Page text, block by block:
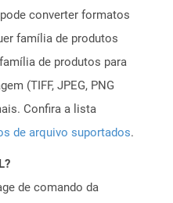
converter formatos
família de produtos
de produtos para
(TIFF, JPEG, PNG
Confira a lista
de arquivo suportados.
de comando da